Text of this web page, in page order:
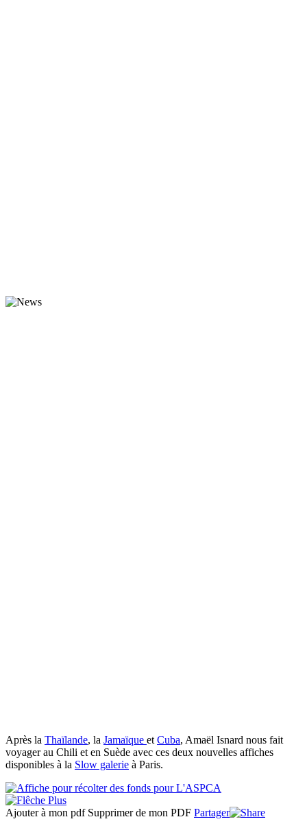
Après la Thaïlande, la Jamaïque et Cuba, Amaël Isnard nous fait
voyager au Chili et en Suède avec ces deux nouvelles affiches
disponibles à la Slow galerie à Paris.
Ajouter à mon pdf Supprimer de mon PDF Partager